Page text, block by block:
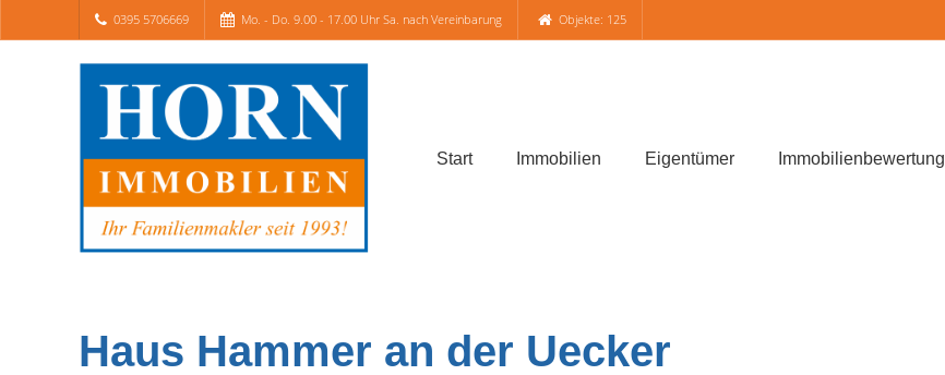
0395 5706669 Mo. - Do. 9.00 - 17.00 Uhr Sa. nach Vereinbarung Objekte: 125
Start Immobilien Eigentümer Immobilienbewertung
Haus Hammer an der Uecker